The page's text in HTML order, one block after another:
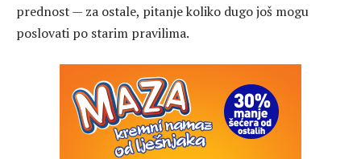
prednost — za ostale, pitanje koliko dugo još mogu
poslovati po starim pravilima.